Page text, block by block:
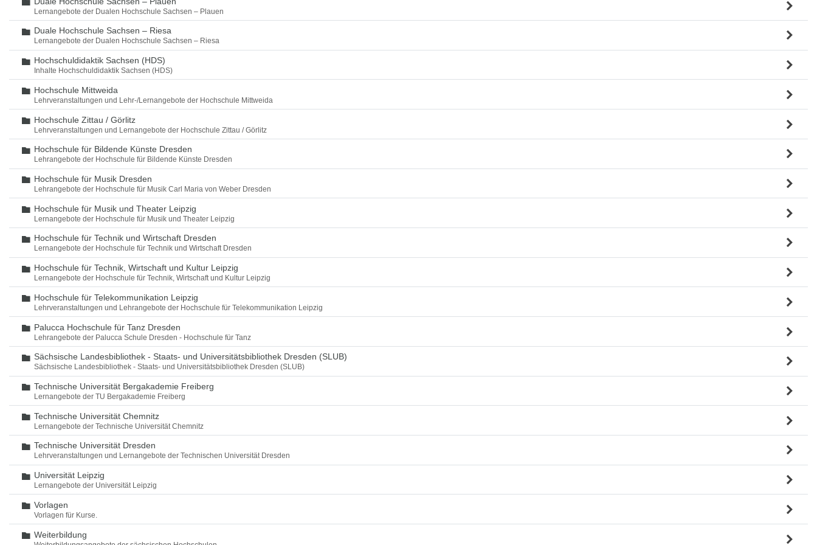
Lernangebote der Dualen Hochschule Sachsen – Plauen
Ordner
Duale Hochschule Sachsen – Riesa
Lernangebote der Dualen Hochschule Sachsen – Riesa
Ordner
Hochschuldidaktik Sachsen (HDS)
Inhalte Hochschuldidaktik Sachsen (HDS)
Ordner
Hochschule Mittweida
Lehrveranstaltungen und Lehr-/Lernangebote der Hochschule Mittweida
Ordner
Hochschule Zittau / Görlitz
Lehrveranstaltungen und Lernangebote der Hochschule Zittau / Görlitz
Ordner
Hochschule für Bildende Künste Dresden
Lehrangebote der Hochschule für Bildende Künste Dresden
Ordner
Hochschule für Musik Dresden
Lehrangebote der Hochschule für Musik Carl Maria von Weber Dresden
Ordner
Hochschule für Musik und Theater Leipzig
Lernangebote der Hochschule für Musik und Theater Leipzig
Ordner
Hochschule für Technik und Wirtschaft Dresden
Lernangebote der Hochschule für Technik und Wirtschaft Dresden
Ordner
Hochschule für Technik, Wirtschaft und Kultur Leipzig
Lernangebote der Hochschule für Technik, Wirtschaft und Kultur Leipzig
Ordner
Hochschule für Telekommunikation Leipzig
Lehrveranstaltungen und Lehrangebote der Hochschule für Telekommunikation Leipzig
Ordner
Palucca Hochschule für Tanz Dresden
Lehrangebote der Palucca Schule Dresden - Hochschule für Tanz
Ordner
Sächsische Landesbibliothek - Staats- und Universitätsbibliothek Dresden (SLUB)
Sächsische Landesbibliothek - Staats- und Universitätsbibliothek Dresden (SLUB)
Ordner
Technische Universität Bergakademie Freiberg
Lernangebote der TU Bergakademie Freiberg
Ordner
Technische Universität Chemnitz
Lernangebote der Technische Universität Chemnitz
Ordner
Technische Universität Dresden
Lehrveranstaltungen und Lernangebote der Technischen Universität Dresden
Ordner
Universität Leipzig
Lernangebote der Universität Leipzig
Ordner
Vorlagen
Vorlagen für Kurse.
Ordner
Weiterbildung